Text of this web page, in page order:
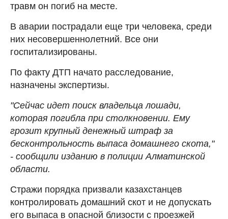
травм он погиб на месте.
В аварии пострадали еще три человека, среди
них несовершеннолетний. Все они
госпитализированы.
По факту ДТП начато расследование,
назначены экспертизы.
"Сейчас идет поиск владельца лошади,
которая погибла при столкновении. Ему
грозит крупный денежный штраф за
бесконтрольность выпаса домашнего скота,"
- сообщили изданию в полиции Алматинской
области.
Стражи порядка призвали казахстанцев
контролировать домашний скот и не допускать
его выпаса в опасной близости с проезжей